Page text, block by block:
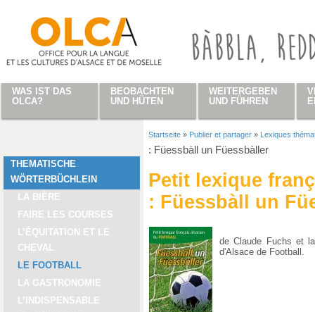
THEMATISCHE
WÖRTERBÜCHLEIN
LA BIÈRE
FAIRE LES COURSES
L’ÉQUITATION ET LE
CHEVAL
LE FOOTBALL
LA GASTRONOMIE
L’INDISPENSABLE
Startseite » Publier et partager » Lexiques
: Füessbàll un Füessbàller
Petit lexique
: Füessbàll un
de Claude Fuchs et
d'Alsace de Football.
WAS IST DAS
OLCA?
BEOBACHTEN
UND HÜTEN
WEITERGEBEN
UND FÜHREN